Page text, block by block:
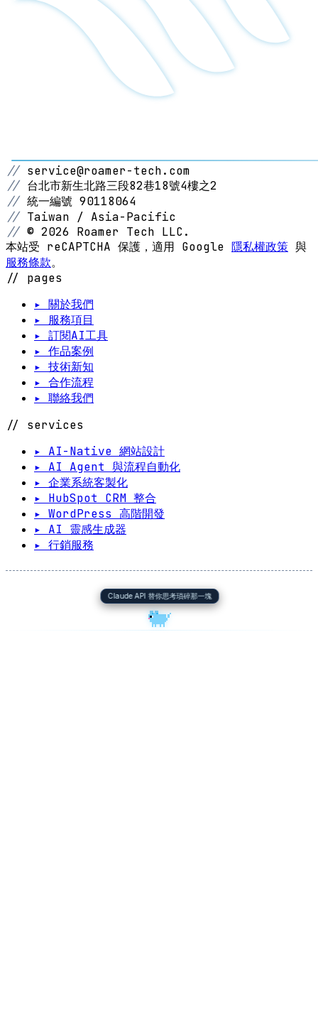
// service@roamer-tech.com
// 台北市新生北路三段82巷18號4樓之2
// 統一編號 90118064
// Taiwan / Asia-Pacific
// © 2026 Roamer Tech LLC.
本站受 reCAPTCHA 保護，適用 Google 隱私權政策 與
服務條款。
// pages
▸ 關於我們
▸ 服務項目
▸ 訂閱AI工具
▸ 作品案例
▸ 技術新知
▸ 合作流程
▸ 聯絡我們
// services
▸ AI-Native 網站設計
▸ AI Agent 與流程自動化
▸ 企業系統客製化
▸ HubSpot CRM 整合
▸ WordPress 高階開發
▸ AI 靈感生成器
▸ 行銷服務
Claude API 替你思考瑣碎那一塊